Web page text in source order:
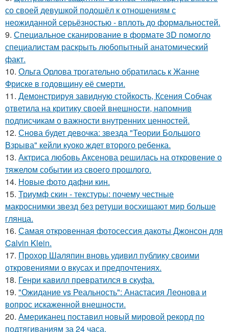
со своей девушкой подошёл к отношениям с
неожиданной серьёзностью - вплоть до формальностей.
9. Специальное сканирование в формате 3D помогло
специалистам раскрыть любопытный анатомический
факт.
10. Ольга Орлова трогательно обратилась к Жанне
Фриске в годовщину её смерти.
11. Демонстрируя завидную стойкость, Ксения Собчак
ответила на критику своей внешности, напомнив
подписчикам о важности внутренних ценностей.
12. Снова будет девочка: звезда "Теории Большого
Взрыва" кейли куоко ждет второго ребенка.
13. Актриса любовь Аксенова решилась на откровение о
тяжелом событии из своего прошлого.
14. Новые фото дафни кин.
15. Триумф скин - текстуры: почему честные
макроснимки звезд без ретуши восхищают мир больше
глянца.
16. Самая откровенная фотосессия дакоты Джонсон для
Calvin Klein.
17. Прохор Шаляпин вновь удивил публику своими
откровениями о вкусах и предпочтениях.
18. Генри кавилл превратился в скуфа.
19. "Ожидание vs Реальность": Анастасия Леонова и
вопрос искаженной внешности.
20. Американец поставил новый мировой рекорд по
подтягиваниям за 24 часа.